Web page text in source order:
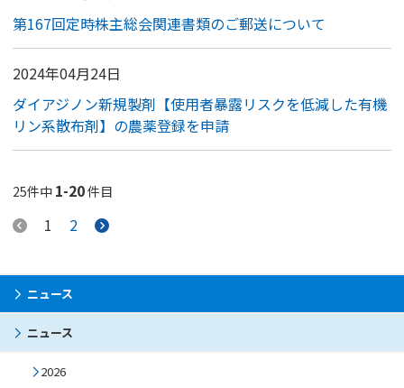
第167回定時株主総会関連書類のご郵送について
2024年04月24日
ダイアジノン新規製剤【使用者暴露リスクを低減した有機
リン系散布剤】の農薬登録を申請
25件中 1-20件目
1 2
ニュース
ニュース
2026